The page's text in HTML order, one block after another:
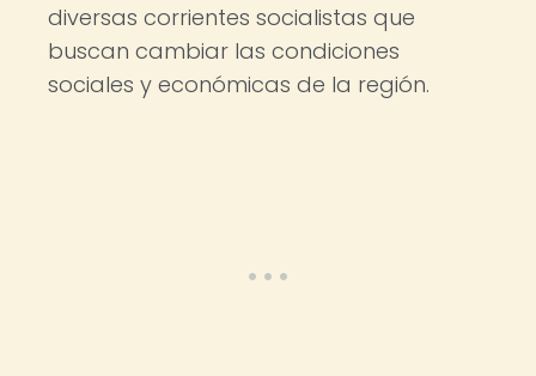
diversas corrientes socialistas que
buscan cambiar las condiciones
sociales y económicas de la región.